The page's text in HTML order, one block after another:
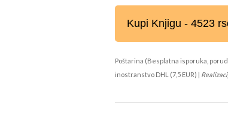
Kupi Knjigu - 4523
Poštarina (Besplatna isporuka,
inostranstvo DHL (7,5 EUR) |